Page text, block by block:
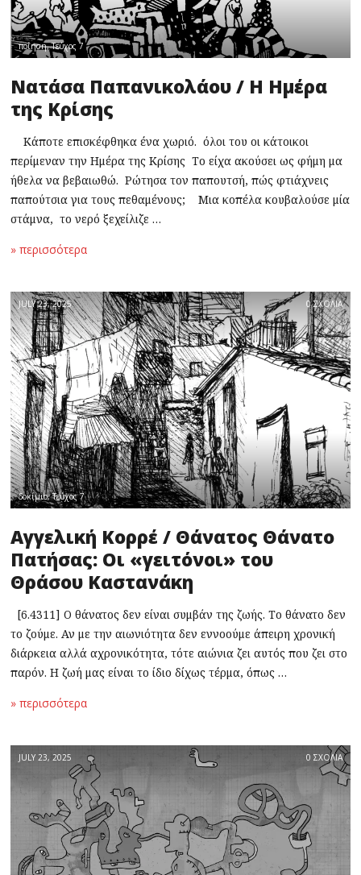
ποίηση,Τεύχος 7
Νατάσα Παπανικολάου / Η Ημέρα
της Κρίσης
Κάποτε επισκέφθηκα ένα χωριό. όλοι του οι κάτοικοι
περίμεναν την Ημέρα της Κρίσης Το είχα ακούσει ως φήμη μα
ήθελα να βεβαιωθώ. Ρώτησα τον παπουτσή, πώς φτιάχνεις
παπούτσια για τους πεθαμένους; Μια κοπέλα κουβαλούσε μία
στάμνα, το νερό ξεχείλιζε …
» περισσότερα
JULY 23, 2025 0 ΣΧΟΛΙΑ
δοκίμιο,Τεύχος 7
Αγγελική Κορρέ / Θάνατος Θάνατο
Πατήσας: Οι «γειτόνοι» του
Θράσου Καστανάκη
[6.4311] Ο θάνατος δεν είναι συμβάν της ζωής. Το θάνατο δεν
το ζούμε. Αν με την αιωνιότητα δεν εννοούμε άπειρη χρονική
διάρκεια αλλά αχρονικότητα, τότε αιώνια ζει αυτός που ζει στο
παρόν. Η ζωή μας είναι το ίδιο δίχως τέρμα, όπως …
» περισσότερα
JULY 23, 2025 0 ΣΧΟΛΙΑ